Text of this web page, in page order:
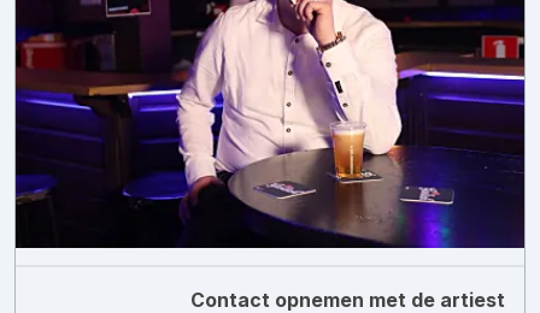
Contact opnemen met de artiest